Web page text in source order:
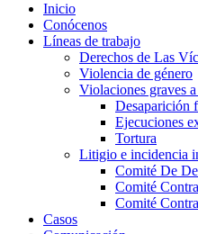
Inicio
Conócenos
Líneas de trabajo
Derechos de Las
Violencia de género
Violaciones graves
Desaparición
Ejecuciones
Tortura
Litigio e incidencia
Comité De
Comité
Comité
Casos